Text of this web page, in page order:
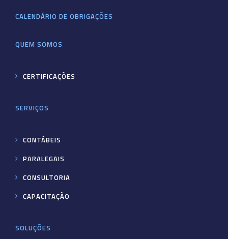
CALENDÁRIO DE OBRIGAÇÕES
QUEM SOMOS
CERTIFICAÇÕES
SERVIÇOS
CONTÁBEIS
PARALEGAIS
CONSULTORIA
CAPACITAÇÃO
SOLUÇÕES